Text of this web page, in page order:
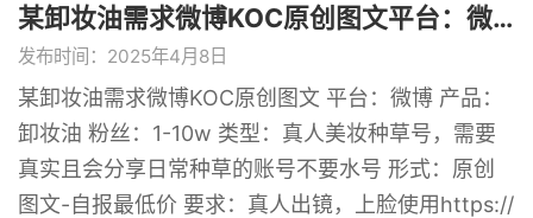
某卸妆油需求微博KOC原创图文平台：微 ...
发布时间：2025年4月8日
某卸妆油需求微博KOC原创图文 平台：微博 产品：
卸妆油 粉丝：1-10w 类型：真人美妆种草号，需要
真实且会分享日常种草的账号不要水号 形式：原创
图文-自报最低价 要求：真人出镜，上脸使用https://